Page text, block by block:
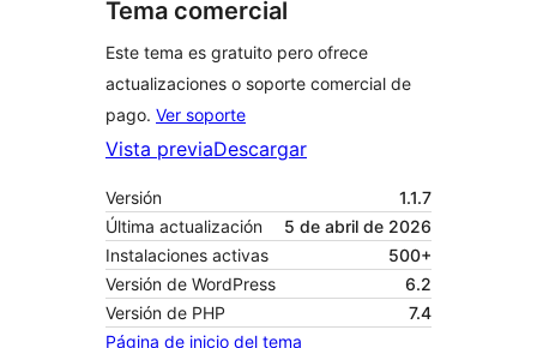
Tema comercial
Este tema es gratuito pero ofrece
actualizaciones o soporte comercial de
pago. Ver soporte
Vista previaDescargar
Versión
1.1.7
Última actualización
5 de abril de 2026
Instalaciones activas
500+
Versión de WordPress
6.2
Versión de PHP
7.4
Página de inicio del tema